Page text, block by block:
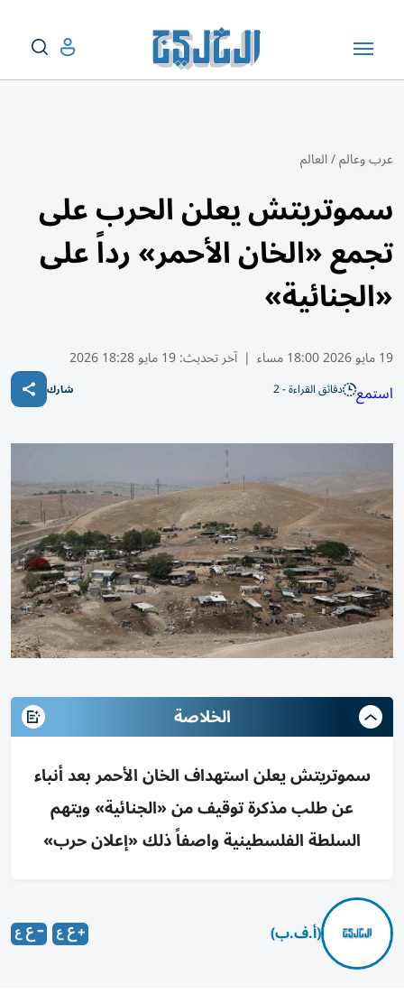
عرب وعالم/العالم
سموتريتش يعلن الحرب على
تجمع «الخان الأحمر» رداً على
«الجنائية»
19 مايو 2026 18:00 مساء | آخر تحديث:19 مايو 18:28 2026
استمع دقائق القراءة - 2 شارك
الخلاصة
سموتريتش يعلن استهداف الخان الأحمر بعد أنباء
عن طلب مذكرة توقيف من «الجنائية» ويتهم
السلطة الفلسطينية واصفاً ذلك «إعلان حرب»
(أ.ف.ب)